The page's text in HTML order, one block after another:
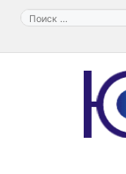
Перейти
содержимому
Поиск: